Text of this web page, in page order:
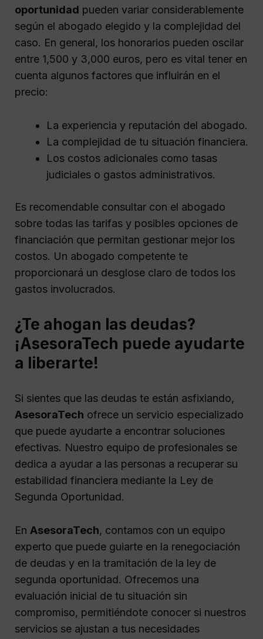
oportunidad pueden variar considerablemente
según el abogado elegido y la complejidad del
caso. En general, los honorarios pueden oscilar
entre 1,500 y 3,000 euros, pero es vital tener en
cuenta algunos factores que influirán en el
precio:
La experiencia y reputación del abogado.
La complejidad de tu situación financiera.
Los costos adicionales como tasas
judiciales o gastos administrativos.
Es recomendable consultar con el abogado
sobre todas las tarifas y posibles opciones de
financiación que permitan gestionar mejor los
costos. Un abogado competente te
proporcionará un desglose claro de todos los
gastos involucrados.
¿Te ahogan las deudas?
¡AsesoraTech puede ayudarte
a liberarte!
Si sientes que las deudas te están asfixiando,
AsesoraTech ofrece un servicio especializado
que puede ayudarte a encontrar soluciones
efectivas. Nuestro equipo de profesionales se
dedica a ayudar a las personas a recuperar su
estabilidad financiera mediante la Ley de
Segunda Oportunidad.
En AsesoraTech, contamos con un equipo
experto que puede guiarte en la renegociación
de deudas y en la tramitación de la ley de
segunda oportunidad. Ofrecemos una
evaluación inicial de tu situación sin
compromiso, permitiéndote conocer si nuestros
servicios se ajustan a tus necesidades